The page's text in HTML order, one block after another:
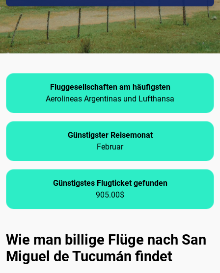
Fluggesellschaften am häufigsten
Aerolineas Argentinas und Lufthansa
Günstigster Reisemonat
Februar
Günstigstes Flugticket gefunden
905.00$
Wie man billige Flüge nach San
Miguel de Tucumán findet